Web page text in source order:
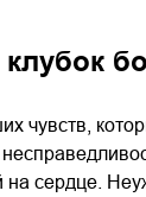
чувств,
сердце.